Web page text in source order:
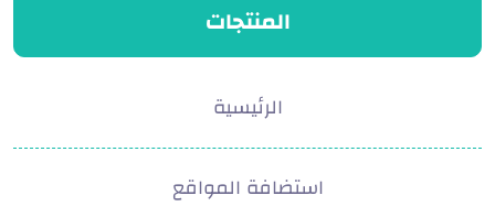
المنتجات
الرئيسية
استضافة المواقع